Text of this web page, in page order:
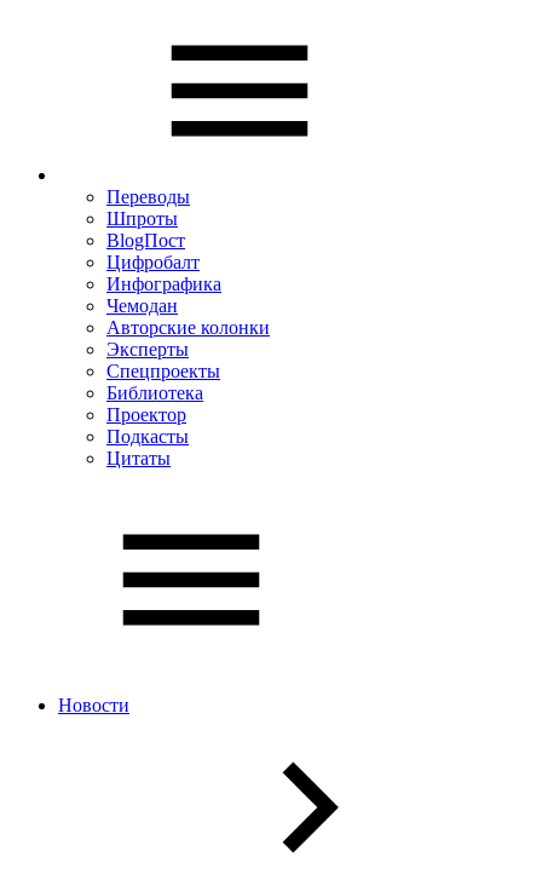
Переводы
Шпроты
BlogПост
Цифробалт
Инфографика
Чемодан
Авторские колонки
Эксперты
Спецпроекты
Библиотека
Проектор
Подкасты
Цитаты
Новости